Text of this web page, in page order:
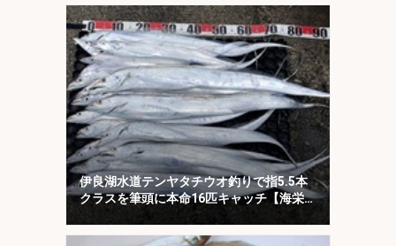
伊良湖水道テンヤタチウオ釣りで指5.5本
クラスを筆頭に本命16匹キャッチ【海栄